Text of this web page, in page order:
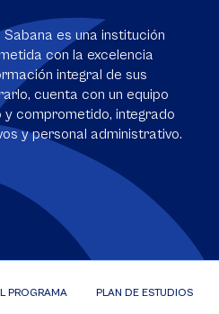
es una institución
con la excelencia
integral de sus
cuenta con un equipo
comprometido, integrado
y personal administrativo.
PROGRAMA PLAN DE ESTUDIOS